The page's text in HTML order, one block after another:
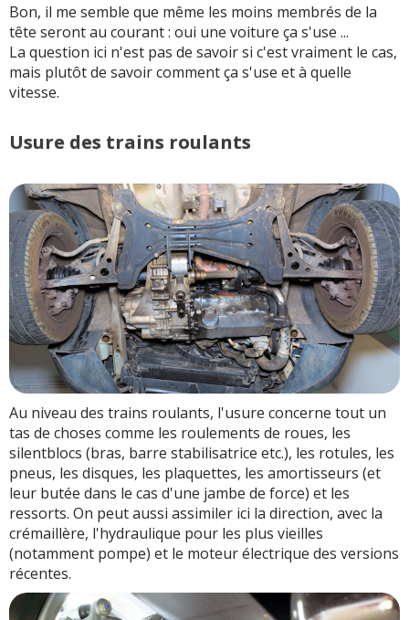
Bon, il me semble que même les moins membrés de la
tête seront au courant : oui une voiture ça s'use ...
La question ici n'est pas de savoir si c'est vraiment le cas,
mais plutôt de savoir comment ça s'use et à quelle
vitesse.
Usure des trains roulants
Au niveau des trains roulants, l'usure concerne tout un
tas de choses comme les roulements de roues, les
silentblocs (bras, barre stabilisatrice etc.), les rotules, les
pneus, les disques, les plaquettes, les amortisseurs (et
leur butée dans le cas d'une jambe de force) et les
ressorts. On peut aussi assimiler ici la direction, avec la
crémaillère, l'hydraulique pour les plus vieilles
(notamment pompe) et le moteur électrique des versions
récentes.